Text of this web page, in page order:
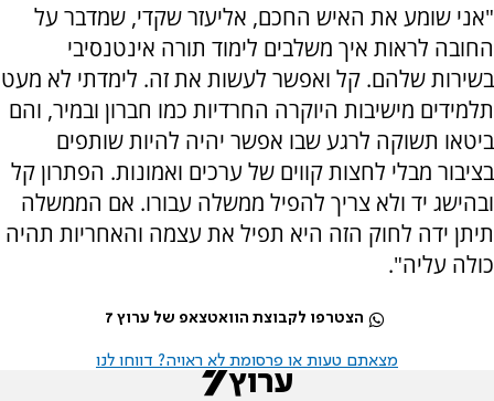
"אני שומע את האיש החכם, אליעזר שקדי, שמדבר על
החובה לראות איך משלבים לימוד תורה אינטנסיבי
בשירות שלהם. קל ואפשר לעשות את זה. לימדתי לא מעט
תלמידים מישיבות היוקרה החרדיות כמו חברון ובמיר, והם
ביטאו תשוקה לרגע שבו אפשר יהיה להיות שותפים
בציבור מבלי לחצות קווים של ערכים ואמונות. הפתרון קל
ובהישג יד ולא צריך להפיל ממשלה עבורו. אם הממשלה
תיתן ידה לחוק הזה היא תפיל את עצמה והאחריות תהיה
כולה עליה".
הצטרפו לקבוצת הוואטצאפ של ערוץ 7
מצאתם טעות או פרסומת לא ראויה? דווחו לנו